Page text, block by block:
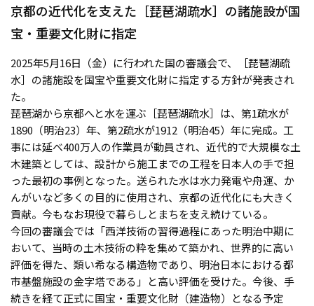
京都の近代化を支えた［琵琶湖疏水］の諸施設が国
宝・重要文化財に指定
2025年5月16日（金）に行われた国の審議会で、［琵琶湖疏
水］の諸施設を国宝や重要文化財に指定する方針が発表され
た。
琵琶湖から京都へと水を運ぶ［琵琶湖疏水］は、第1疏水が
1890（明治23）年、第2疏水が1912（明治45）年に完成。工
事には延べ400万人の作業員が動員され、近代的で大規模な土
木建築としては、設計から施工までの工程を日本人の手で担
った最初の事例となった。送られた水は水力発電や舟運、か
んがいなど多くの目的に使用され、京都の近代化にも大きく
貢献。今もなお現役で暮らしとまちを支え続けている。
今回の審議会では「西洋技術の習得過程にあった明治中期に
おいて、当時の土木技術の粋を集めて築かれ、世界的に高い
評価を得た、類い希なる構造物であり、明治日本における都
市基盤施設の金字塔である」と高い評価を受けた。今後、手
続きを経て正式に国宝・重要文化財（建造物）となる予定